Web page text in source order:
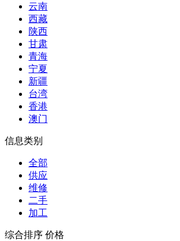
云南
西藏
陕西
甘肃
青海
宁夏
新疆
台湾
香港
澳门
信息类别
全部
供应
维修
二手
加工
综合排序 价格